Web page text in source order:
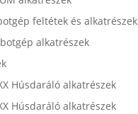
feltétek és alkatrészek
alkatrészek
Húsdaráló alkatrészek
Húsdaráló alkatrészek